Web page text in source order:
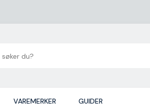
VAREMERKER GUIDER